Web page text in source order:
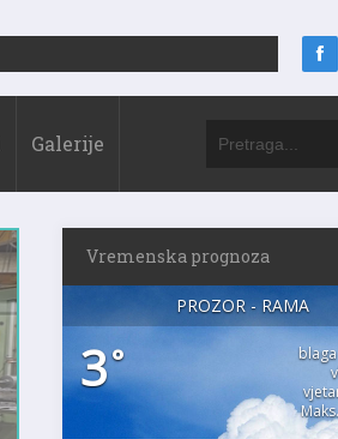
Galerije
Vremenska prognoza
PROZOR - RAMA
3°